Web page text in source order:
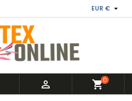
EUR € 
 shopping_cart0